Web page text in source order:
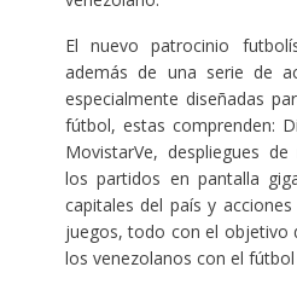
El nuevo patrocinio
además de una serie de
especialmente diseñadas
fútbol, estas comprenden:
MovistarVe, despliegues
los partidos en pantalla
capitales del país y
juegos, todo con el objetivo
los venezolanos con el fútbol